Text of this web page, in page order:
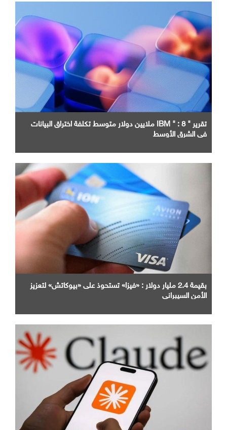
تقرير " IBM " : 8 ملايين دولار متوسط تكلفة اختراق البيانات
في الشرق الأوسط
بقيمة 2.4 مليار دولار : «فيزا» تستحوذ على «بيوكاتش» لتعزيز
الأمن السيبراني